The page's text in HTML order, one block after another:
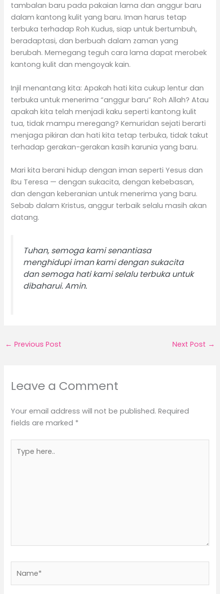
tambalan baru pada pakaian lama dan anggur baru
dalam kantong kulit yang baru. Iman harus tetap
terbuka terhadap Roh Kudus, siap untuk bertumbuh,
beradaptasi, dan berbuah dalam zaman yang
berubah. Memegang teguh cara lama dapat merobek
kantong kulit dan mengoyak kain.
Injil menantang kita: Apakah hati kita cukup lentur dan
terbuka untuk menerima “anggur baru” Roh Allah? Atau
apakah kita telah menjadi kaku seperti kantong kulit
tua, tidak mampu meregang? Kemuridan sejati berarti
menjaga pikiran dan hati kita tetap terbuka, tidak takut
terhadap gerakan-gerakan kasih karunia yang baru.
Mari kita berani hidup dengan iman seperti Yesus dan
Ibu Teresa — dengan sukacita, dengan kebebasan,
dan dengan keberanian untuk menerima yang baru.
Sebab dalam Kristus, anggur terbaik selalu masih akan
datang.
Tuhan, semoga kami senantiasa
menghidupi iman kami dengan sukacita
dan semoga hati kami selalu terbuka untuk
dibaharui. Amin.
← Previous Post Next Post →
Leave a Comment
Your email address will not be published. Required
fields are marked *
here..